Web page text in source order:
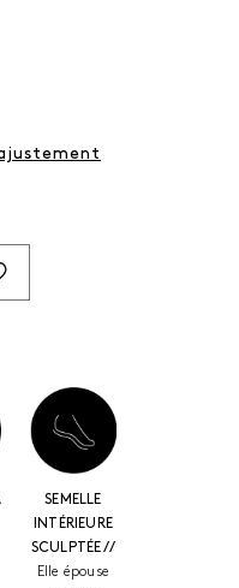
SEMELLE
INTÉRIEURE
SCULPTÉE //
Elle épouse